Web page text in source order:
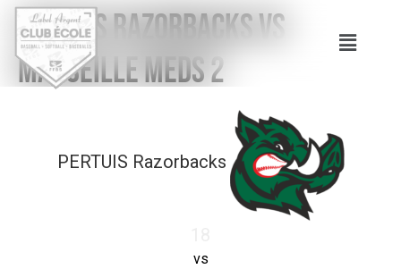
PERTUIS Razorbacks vs
MARSEILLE Meds 2
PERTUIS Razorbacks
vs